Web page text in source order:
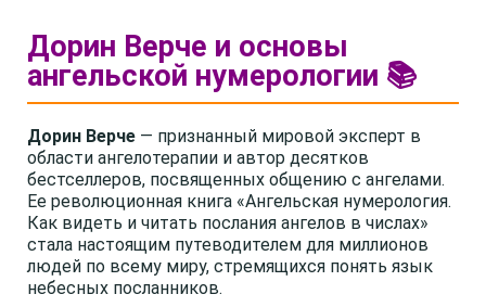
Дорин Верче и основы
ангельской нумерологии 📚
Дорин Верче — признанный мировой эксперт в
области ангелотерапии и автор десятков
бестселлеров, посвященных общению с ангелами.
Ее революционная книга «Ангельская нумерология.
Как видеть и читать послания ангелов в числах»
стала настоящим путеводителем для миллионов
людей по всему миру, стремящихся понять язык
небесных посланников.